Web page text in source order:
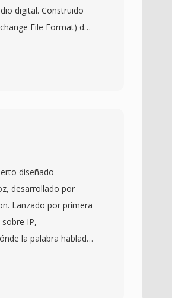
digital. Construido
File Format) de
en bloques
Tanto PCM lineal con
y tamaño de
comunidad de
MacroSystem
qué el formato
de conversión
qué las
diseñado
desarrollado por
Lanzado por primera
IP,
la palabra hablada
de una red. Los